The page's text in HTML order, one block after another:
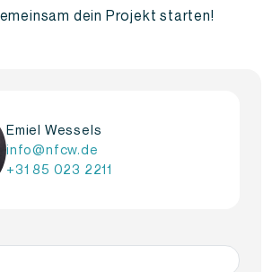
dein Projekt starten!
Emiel Wessels
info@nfcw.de
+31 85 023 2211